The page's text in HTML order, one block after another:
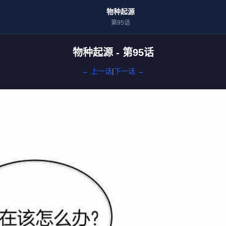
物种起源
第95话
物种起源 - 第95话
← 上一话|下一话 →